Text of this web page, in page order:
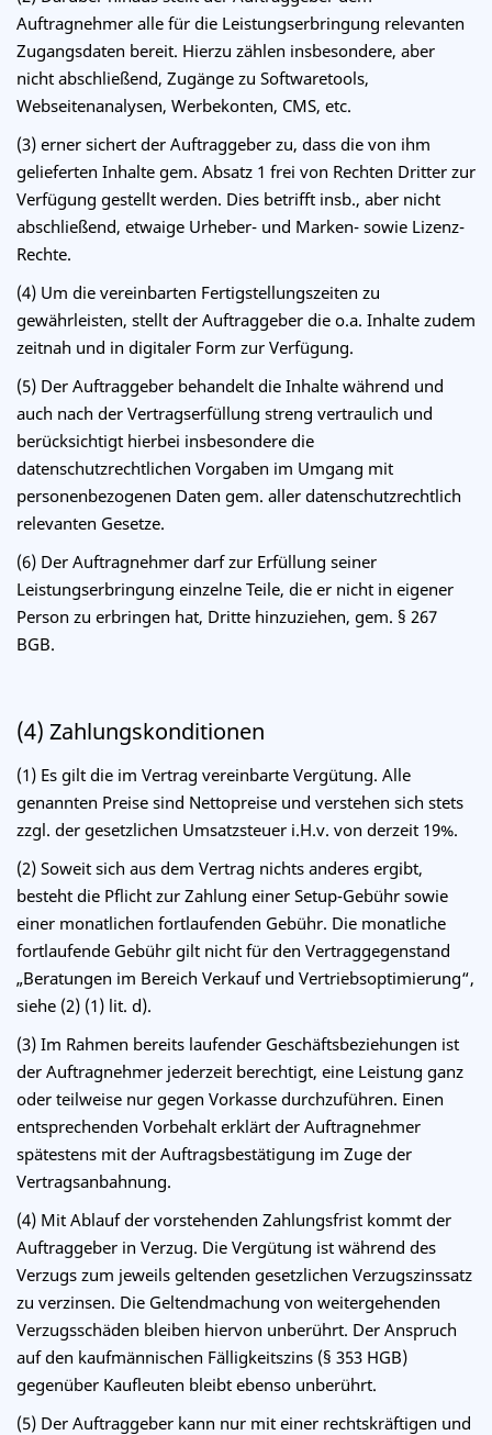
Auftragnehmer alle für die Leistungserbringung relevanten
Zugangsdaten bereit. Hierzu zählen insbesondere, aber
nicht abschließend, Zugänge zu Softwaretools,
Webseitenanalysen, Werbekonten, CMS, etc.
(3) erner sichert der Auftraggeber zu, dass die von ihm
gelieferten Inhalte gem. Absatz 1 frei von Rechten Dritter zur
Verfügung gestellt werden. Dies betrifft insb., aber nicht
abschließend, etwaige Urheber- und Marken- sowie Lizenz-
Rechte.
(4) Um die vereinbarten Fertigstellungszeiten zu
gewährleisten, stellt der Auftraggeber die o.a. Inhalte zudem
zeitnah und in digitaler Form zur Verfügung.
(5) Der Auftraggeber behandelt die Inhalte während und
auch nach der Vertragserfüllung streng vertraulich und
berücksichtigt hierbei insbesondere die
datenschutzrechtlichen Vorgaben im Umgang mit
personenbezogenen Daten gem. aller datenschutzrechtlich
relevanten Gesetze.
(6) Der Auftragnehmer darf zur Erfüllung seiner
Leistungserbringung einzelne Teile, die er nicht in eigener
Person zu erbringen hat, Dritte hinzuziehen, gem. § 267
BGB.
(4) Zahlungskonditionen
(1) Es gilt die im Vertrag vereinbarte Vergütung. Alle
genannten Preise sind Nettopreise und verstehen sich stets
zzgl. der gesetzlichen Umsatzsteuer i.H.v. von derzeit 19%.
(2) Soweit sich aus dem Vertrag nichts anderes ergibt,
besteht die Pflicht zur Zahlung einer Setup-Gebühr sowie
einer monatlichen fortlaufenden Gebühr. Die monatliche
fortlaufende Gebühr gilt nicht für den Vertraggegenstand
„Beratungen im Bereich Verkauf und Vertriebsoptimierung“,
siehe (2) (1) lit. d).
(3) Im Rahmen bereits laufender Geschäftsbeziehungen ist
der Auftragnehmer jederzeit berechtigt, eine Leistung ganz
oder teilweise nur gegen Vorkasse durchzuführen. Einen
entsprechenden Vorbehalt erklärt der Auftragnehmer
spätestens mit der Auftragsbestätigung im Zuge der
Vertragsanbahnung.
(4) Mit Ablauf der vorstehenden Zahlungsfrist kommt der
Auftraggeber in Verzug. Die Vergütung ist während des
Verzugs zum jeweils geltenden gesetzlichen Verzugszinssatz
zu verzinsen. Die Geltendmachung von weitergehenden
Verzugsschäden bleiben hiervon unberührt. Der Anspruch
auf den kaufmännischen Fälligkeitszins (§ 353 HGB)
gegenüber Kaufleuten bleibt ebenso unberührt.
(5) Der Auftraggeber kann nur mit einer rechtskräftigen und